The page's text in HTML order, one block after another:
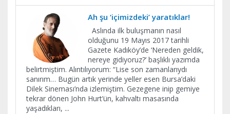
Ah şu ‘içimizdeki’ yaratıklar!
Aslında ilk buluşmanın nasıl
olduğunu 19 Mayıs 2017 tarihli
Gazete Kadıköy’de ‘Nereden geldik,
nereye gidiyoruz?’ başlıklı yazımda
belirtmiştim. Alıntılıyorum: “Lise son zamanlarıydı
sanırım… Bugün artık yerinde yeller esen Bursa’daki
Dilek Sineması’nda izlemiştim. Gezegene inip gemiye
tekrar dönen John Hurt’ün, kahvaltı masasında
yaşadıkları, ...